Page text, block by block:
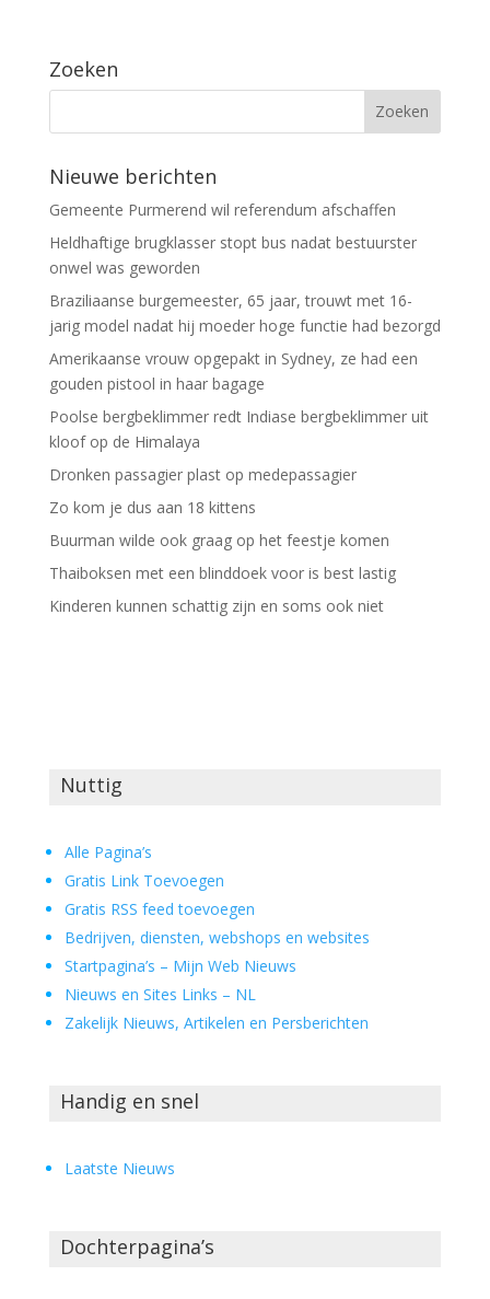
Zoeken
Nieuwe berichten
Gemeente Purmerend wil referendum afschaffen
Heldhaftige brugklasser stopt bus nadat bestuurster
onwel was geworden
Braziliaanse burgemeester, 65 jaar, trouwt met 16-
jarig model nadat hij moeder hoge functie had bezorgd
Amerikaanse vrouw opgepakt in Sydney, ze had een
gouden pistool in haar bagage
Poolse bergbeklimmer redt Indiase bergbeklimmer uit
kloof op de Himalaya
Dronken passagier plast op medepassagier
Zo kom je dus aan 18 kittens
Buurman wilde ook graag op het feestje komen
Thaiboksen met een blinddoek voor is best lastig
Kinderen kunnen schattig zijn en soms ook niet
Nuttig
Alle Pagina’s
Gratis Link Toevoegen
Gratis RSS feed toevoegen
Bedrijven, diensten, webshops en websites
Startpagina’s – Mijn Web Nieuws
Nieuws en Sites Links – NL
Zakelijk Nieuws, Artikelen en Persberichten
Handig en snel
Laatste Nieuws
Dochterpagina’s